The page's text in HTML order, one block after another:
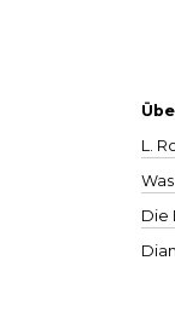
L.
Die